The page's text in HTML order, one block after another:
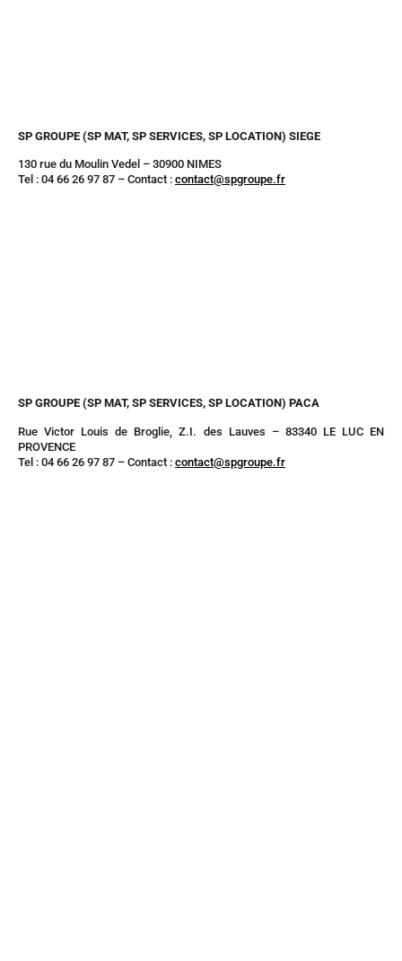
SP GROUPE (SP MAT, SP SERVICES, SP LOCATION) SIEGE
130 rue du Moulin Vedel – 30900 NIMES
Tel : 04 66 26 97 87 – Contact : contact@spgroupe.fr
SP GROUPE (SP MAT, SP SERVICES, SP LOCATION) PACA
Rue Victor Louis de Broglie, Z.I. des Lauves – 83340 LE LUC EN
PROVENCE
Tel : 04 66 26 97 87 – Contact : contact@spgroupe.fr